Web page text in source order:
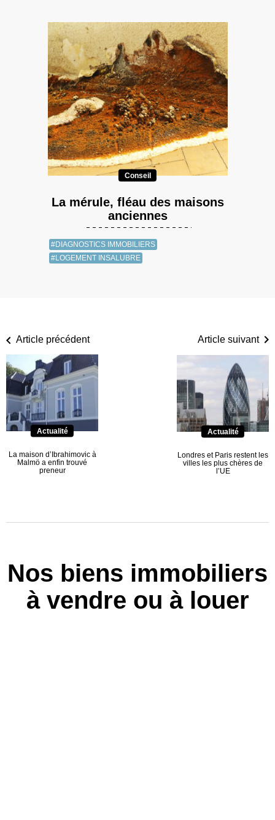
Conseil
La mérule, fléau des maisons
anciennes
#DIAGNOSTICS IMMOBILIERS
#LOGEMENT INSALUBRE
Article précédent
Actualité
La maison d’Ibrahimovic à
Malmö a enfin trouvé
preneur
Article suivant
Actualité
Londres et Paris restent les
villes les plus chères de
l’UE
Nos biens immobiliers
à vendre ou à louer